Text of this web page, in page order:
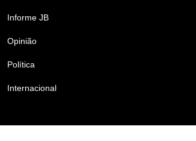
Informe JB
Opinião
Política
Internacional